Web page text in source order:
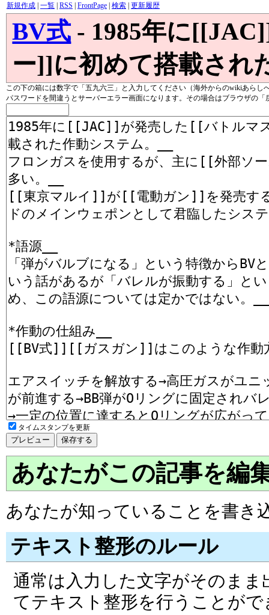
新規作成| 一覧| RSS FrontPage| 検索| 更新履歴
BV式 - 1985年に
ー]]に初めて搭載され
この下の箱には数字で「五九六三」と入力してください（海外からのwikiあらし
パスワードを間違うとサーバーエラー画面になります。その場合はブラウザの「
タイムスタンプを更新
あなたがこの記事を編
あなたが知っていることを書き
テキスト整形のルール
通常は入力した文字がそのま
てテキスト整形を行うことがで